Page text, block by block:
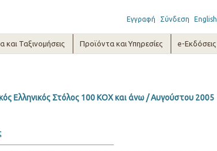
Εγγραφή Σύνδεση English
Ταξινομήσεις Προϊόντα και Υπηρεσίες e-Εκδόσεις
Ελληνικός Στόλος 100 ΚΟΧ και άνω / Αυγούστου 2005